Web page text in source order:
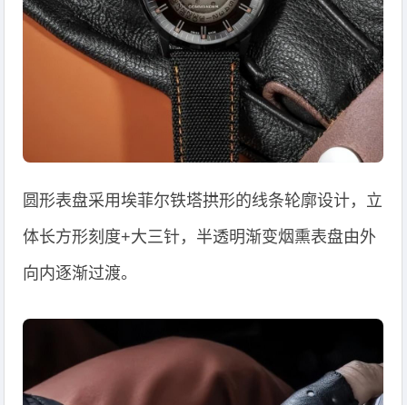
圆形表盘采用埃菲尔铁塔拱形的线条轮廓设计，立
体长方形刻度+大三针，半透明渐变烟熏表盘由外
向内逐渐过渡。